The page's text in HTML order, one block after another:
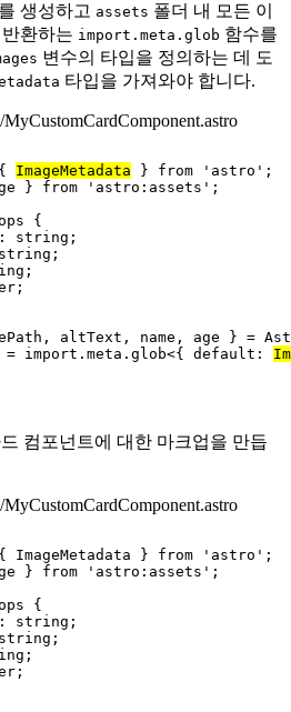
생성하고 assets 폴더 내 모든 이
환하는 import.meta.glob 함수를
변수의 타입을 정의하는 데 도
타입을 가져와야 합니다.
MyCustomCardComponent.astro
ImageMetadata } from ' astro ' ;
} from ' astro:assets ' ;
{
: string ;
string ;
;
;
, altText , name , age } =
= import. meta . glob<{ default :
컴포넌트에 대한 마크업을 만듭
MyCustomCardComponent.astro
ImageMetadata } from ' astro ' ;
} from ' astro:assets ' ;
{
: string ;
string ;
;
;